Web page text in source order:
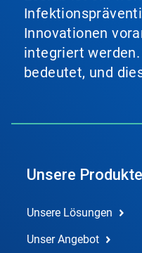
Innovationen
integriert
bedeutet, und
Unsere Produkte
Unsere Lösungen
Unser Angebot